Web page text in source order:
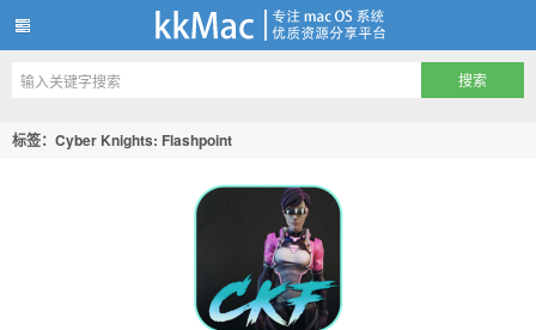
kkMac
标签：Cyber Knights: Flashpoint